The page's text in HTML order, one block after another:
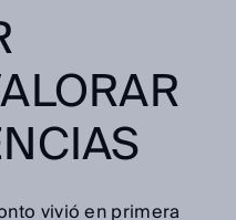
vivió en primera